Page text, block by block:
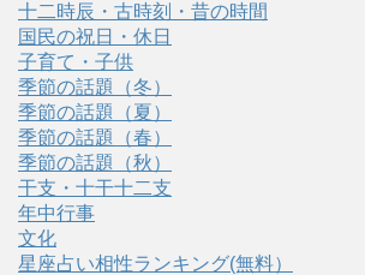
十二時辰・古時刻・昔の時間
国民の祝日・休日
子育て・子供
季節の話題（冬）
季節の話題（夏）
季節の話題（春）
季節の話題（秋）
干支・十干十二支
年中行事
文化
星座占い相性ランキング(無料）